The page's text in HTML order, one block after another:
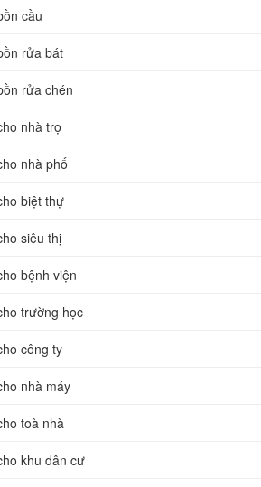
cầu
rửa bát
rửa chén
nhà trọ
nhà phố
biệt thự
siêu thị
bệnh viện
trường học
công ty
nhà máy
toà nhà
khu dân cư